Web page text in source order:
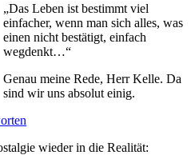
„Das Leben ist bestimmt viel
einfacher, wenn man sich alles, was
einen nicht bestätigt, einfach
wegdenkt…“
Genau meine Rede, Herr Kelle. Da
sind wir uns absolut einig.
wieder in die Realität: